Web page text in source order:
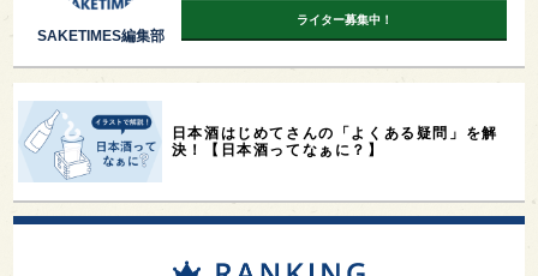
SAKETIMES編集部
ライター募集中！
日本酒はじめてさんの「よくある疑問」を解
決！【日本酒ってなぁに？】